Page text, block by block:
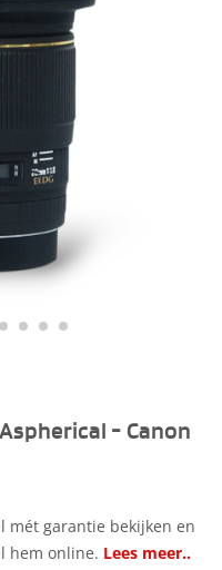
Aspherical - Canon
mét garantie bekijken en
hem online. Lees meer..